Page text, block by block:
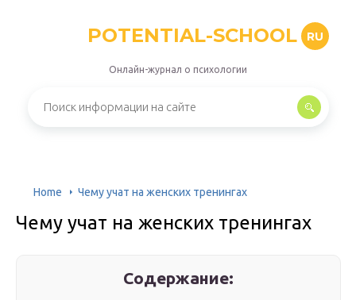
POTENTIAL-SCHOOL RU
Онлайн-журнал о психологии
Home Чему учат на женских тренингах
Чему учат на женских тренингах
Содержание: